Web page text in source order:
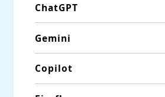
ChatGPT
Gemini
Copilot